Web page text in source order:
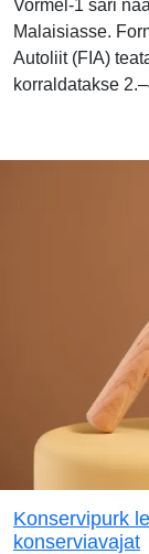
Vormel-1 sari
Malaisiasse.
Autoliit (FIA)
korraldatakse
Konservipurk
konserviavajat